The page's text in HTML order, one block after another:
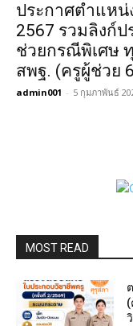
ประกาศตำแหน่
2567 รวมลิงก์
ช่วยกรณีพิเศษ
สพฐ. (ครูผู้ช่วย
admin001 - 5 กุมภาพันธ์
MOST READ